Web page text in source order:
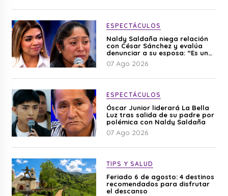
ESPECTÁCULOS
Naldy Saldaña niega relación
con César Sánchez y evalúa
denunciar a su esposa: “Es una
difamación”
07 Ago 2026
ESPECTÁCULOS
Óscar Junior liderará La Bella
Luz tras salida de su padre por
polémica con Naldy Saldaña
07 Ago 2026
TIPS Y SALUD
Feriado 6 de agosto: 4 destinos
recomendados para disfrutar
el descanso